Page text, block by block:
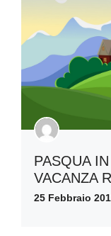
PASQUA
VACANZA
25 Febbraio